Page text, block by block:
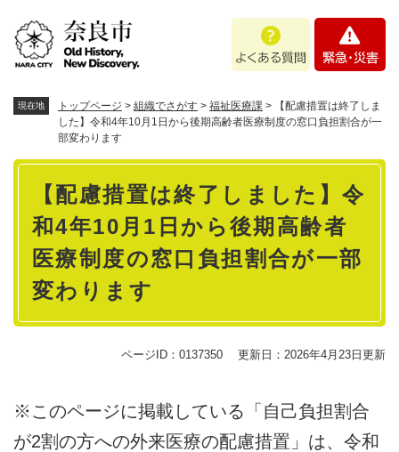
あ
問
・
現在地 トップページ > 組織でさがす > 福祉医療課 >
【配慮措置は終了しま
した】令和4年10月1日から後期高齢者医療制度の窓口負担割合が一
部変わります
本
【配慮措置は終了しました】令
和4年10月1日から後期高齢者
医療制度の窓口負担割合が一部
変わります
ページID：0137350 更新日：2026年4月23日更新
※このページに掲載している「自己負担割合
が2割の方への外来医療の配慮措置」は、令和